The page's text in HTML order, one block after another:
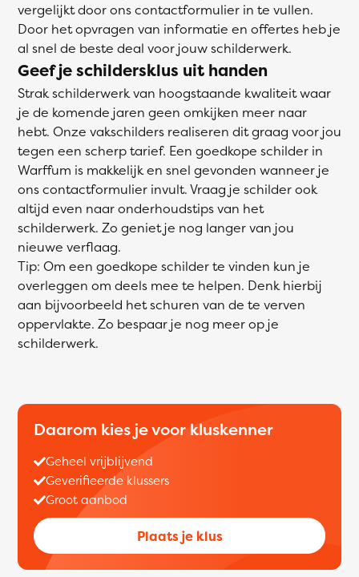
vergelijkt door ons contactformulier in te vullen.
Door het opvragen van informatie en offertes heb je
al snel de beste deal voor jouw schilderwerk.
Geef je schildersklus uit handen
Strak schilderwerk van hoogstaande kwaliteit waar
je de komende jaren geen omkijken meer naar
hebt. Onze vakschilders realiseren dit graag voor jou
tegen een scherp tarief. Een goedkope schilder in
Warffum is makkelijk en snel gevonden wanneer je
ons contactformulier invult. Vraag je schilder ook
altijd even naar onderhoudstips van het
schilderwerk. Zo geniet je nog langer van jou
nieuwe verflaag.
Tip: Om een goedkope schilder te vinden kun je
overleggen om deels mee te helpen. Denk hierbij
aan bijvoorbeeld het schuren van de te verven
oppervlakte. Zo bespaar je nog meer op je
schilderwerk.
Daarom kies je voor kluskenner
Geheel vrijblijvend
Geverifieerde klussers
Groot aanbod
Plaats je klus